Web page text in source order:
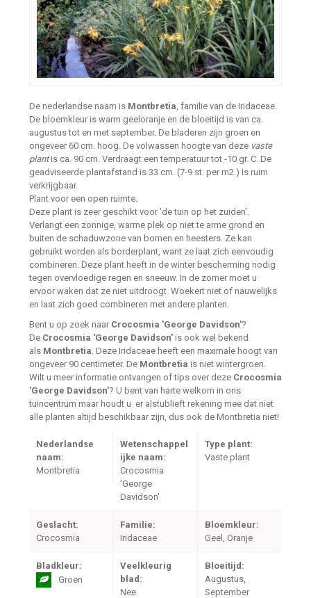
De nederlandse naam is Montbretia , familie van de Iridaceae.
De bloemkleur is warm geeloranje en de bloeitijd is van ca.
augustus tot en met september. De bladeren zijn groen en
ongeveer 60 cm. hoog. De volwassen hoogte van deze vaste
plantis ca. 90 cm. Verdraagt een temperatuur tot -10 gr. C. De
geadviseerde plantafstand is 33 cm. (7-9 st. per m2.) Is ruim
verkrijgbaar.
Plant voor een open ruimte.
Deze plant is zeer geschikt voor 'de tuin op het zuiden'.
Verlangt een zonnige, warme plek op niet te arme grond en
buiten de schaduwzone van bomen en heesters. Ze kan
gebruikt worden als borderplant, want ze laat zich eenvoudig
combineren. Deze plant heeft in de winter bescherming nodig
tegen overvloedige regen en sneeuw. In de zomer moet u
ervoor waken dat ze niet uitdroogt. Woekert niet of nauwelijks
en laat zich goed combineren met andere planten.
Bent u op zoek naar Crocosmia 'George Davidson'?
De Crocosmia 'George Davidson' is ook wel bekend
als Montbretia . Deze Iridaceae heeft een maximale hoogt van
ongeveer 90 centimeter. De Montbretia is niet wintergroen.
Wilt u meer informatie ontvangen of tips over deze Crocosmia
'George Davidson'? U bent van harte welkom in ons
tuincentrum maar houdt u er alstublieft rekening mee dat niet
alle planten altijd beschikbaar zijn, dus ook de Montbretia niet!
Nederlandse
naam:
Montbretia
Wetenschappel
ijke naam:
Crocosmia
'George
Davidson'
Type plant:
Vaste plant
Geslacht:
Crocosmia
Familie:
Iridaceae
Bloemkleur:
Geel, Oranje
Bladkleur:
Groen
Veelkleurig
blad:
Nee
Bloeitijd:
Augustus,
September